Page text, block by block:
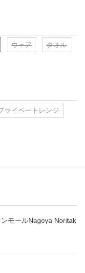
ウェア タオル
ライベートレンジ
モールNagoya Noritak